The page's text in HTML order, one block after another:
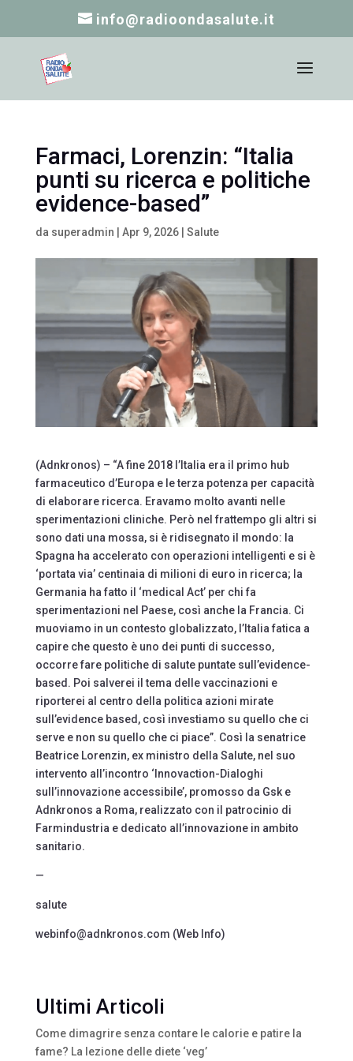
info@radioondasalute.it
Farmaci, Lorenzin: “Italia
punti su ricerca e politiche
evidence-based”
da superadmin Apr 9, 2026| Salute
(Adnkronos) – “A fine 2018 l’Italia era il primo hub
farmaceutico d’Europa e le terza potenza per capacità
di elaborare ricerca. Eravamo molto avanti nelle
sperimentazioni cliniche. Però nel frattempo gli altri si
sono dati una mossa, si è ridisegnato il mondo: la
Spagna ha accelerato con operazioni intelligenti e si è
‘portata via’ centinaia di milioni di euro in ricerca; la
Germania ha fatto il ‘medical Act’ per chi fa
sperimentazioni nel Paese, così anche la Francia. Ci
muoviamo in un contesto globalizzato, l’Italia fatica a
capire che questo è uno dei punti di successo,
occorre fare politiche di salute puntate sull’evidence-
based. Poi salverei il tema delle vaccinazioni e
riporterei al centro della politica azioni mirate
sull’evidence based, così investiamo su quello che ci
serve e non su quello che ci piace”. Così la senatrice
Beatrice Lorenzin, ex ministro della Salute, nel suo
intervento all’incontro ‘Innovaction-Dialoghi
sull’innovazione accessibile’, promosso da Gsk e
Adnkronos a Roma, realizzato con il patrocinio di
Farmindustria e dedicato all’innovazione in ambito
sanitario.
—
salute
webinfo@adnkronos.com (Web Info)
Ultimi Articoli
Come dimagrire senza contare le calorie e patire la
fame? La lezione delle diete ‘veg’